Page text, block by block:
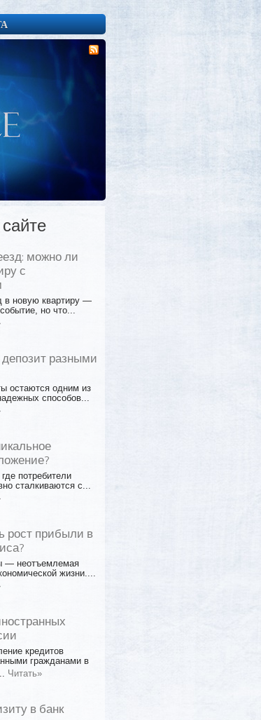
можно ли
с
в новую квартиру —
но что...
депозит разными
остаются одним из
способов...
потребители
сталкиваются с...
рост прибыли в
— неотъемлемая
жизни....
кредитов
гражданами в
Читать»
в банк